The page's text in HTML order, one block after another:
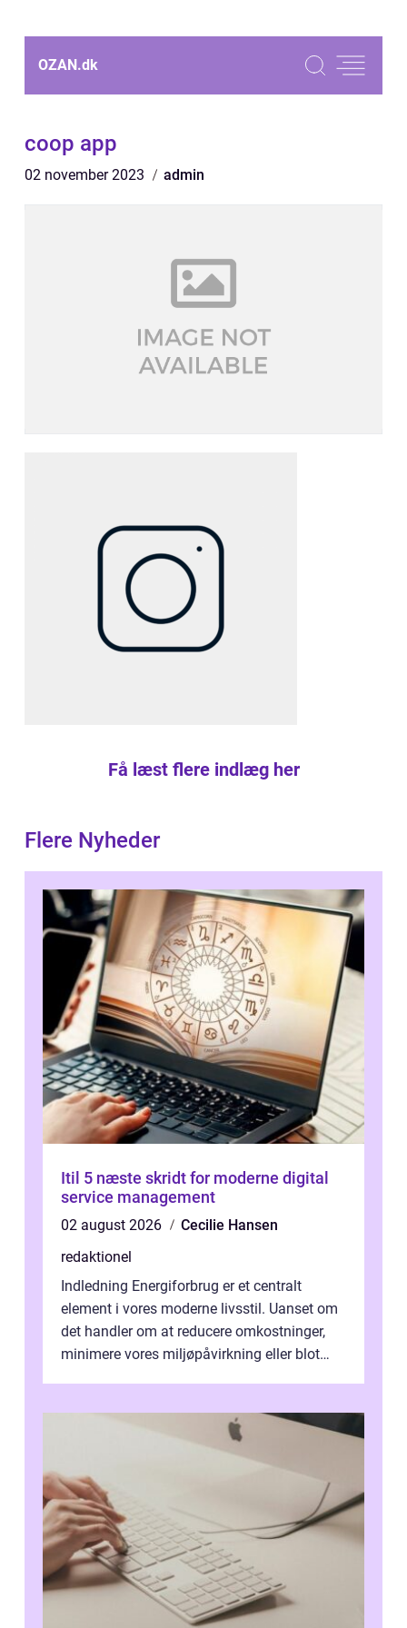
OZAN.dk
coop app
02 november 2023 admin
Få læst flere indlæg her
Flere Nyheder
Itil 5 næste skridt for moderne digital
service management
02 august 2026
Cecilie Hansen
redaktionel
Indledning Energiforbrug er et centralt
element i vores moderne livsstil. Uanset om
det handler om at reducere omkostninger,
minimere vores miljøpåvirkning eller blot